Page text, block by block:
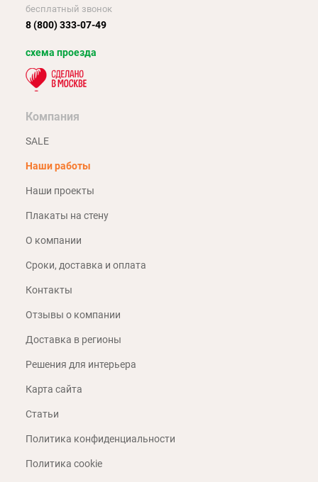
бесплатный звонок
8 (800) 333-07-49
схема проезда
Компания
SALE
Наши работы
Наши проекты
Плакаты на стену
О компании
Сроки, доставка и оплата
Контакты
Отзывы о компании
Доставка в регионы
Решения для интерьера
Карта сайта
Статьи
Политика конфиденциальности
Политика cookie